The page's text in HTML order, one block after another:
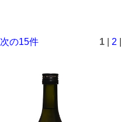
次の15件 1 2